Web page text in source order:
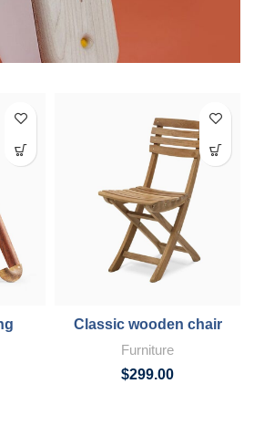
Classic wooden chair
Furniture
$299.00